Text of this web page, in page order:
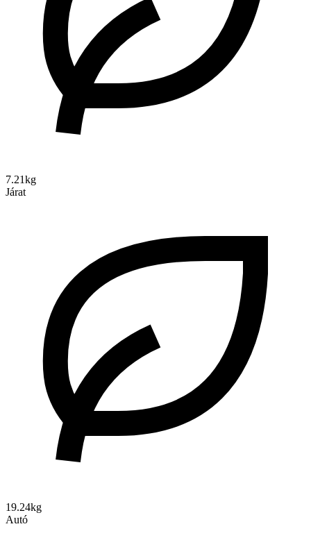
7.21kg
Járat
19.24kg
Autó